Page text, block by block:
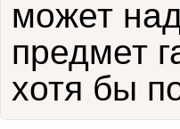
может
предмет
хотя бы